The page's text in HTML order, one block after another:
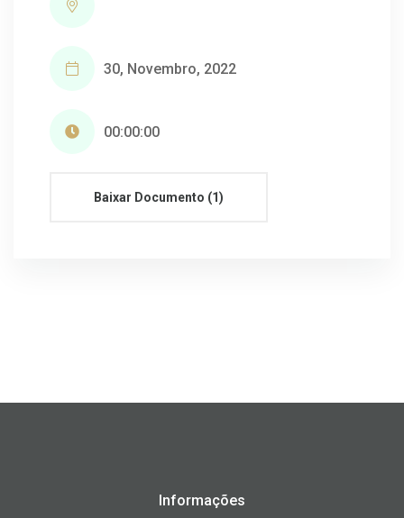
30, Novembro, 2022
00:00:00
Baixar Documento (1)
Informações